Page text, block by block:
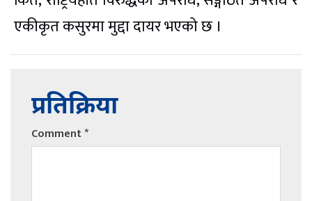
एकीकृत कसुरमा मुद्दा दायर भएको छ ।
प्रतिक्रिया
Comment*